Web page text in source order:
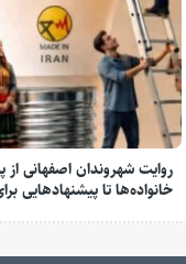
خانواده‌ها تا پیشنهادهایی